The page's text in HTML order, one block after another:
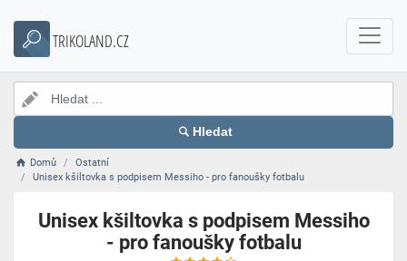
TRIKOLAND.CZ
Hledat
Domů
Ostatní
Unisex kšiltovka s podpisem Messiho - pro fanoušky fotbalu
Unisex kšiltovka s podpisem Messiho
- pro fanoušky fotbalu